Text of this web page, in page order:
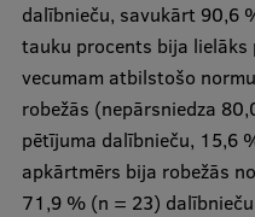
dalībnieču, savukārt 90,6
tauku procents bija
vecumam atbilstošo
robežās (nepārsniedza
pētījuma dalībnieču, 15,6
apkārtmērs bija robežās
71,9 % (n = 23)